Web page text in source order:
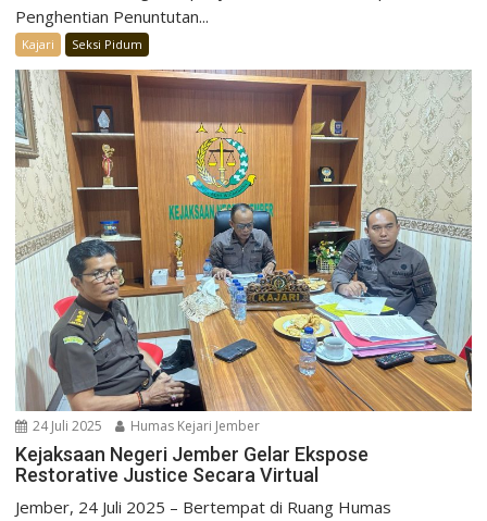
Penghentian Penuntutan...
Kajari Seksi Pidum
24 Juli 2025 Humas Kejari Jember
Kejaksaan Negeri Jember Gelar Ekspose
Restorative Justice Secara Virtual
Jember, 24 Juli 2025 – Bertempat di Ruang Humas